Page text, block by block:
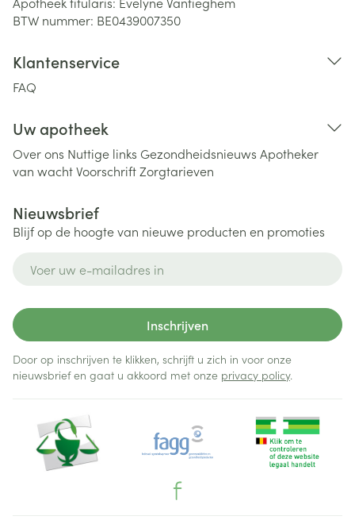
BTW nummer: BE0439007350
Klantenservice
FAQ
Uw apotheek
Over ons Nuttige links Gezondheidsnieuws Apotheker
van wachtVoorschriftZorgtarieven
Nieuwsbrief
Blijf op de hoogte van nieuwe producten en promoties
Inschrijven
Door op inschrijven te klikken, schrijft u zich in voor onze
nieuwsbrief en gaat u akkoord met onze privacy policy.